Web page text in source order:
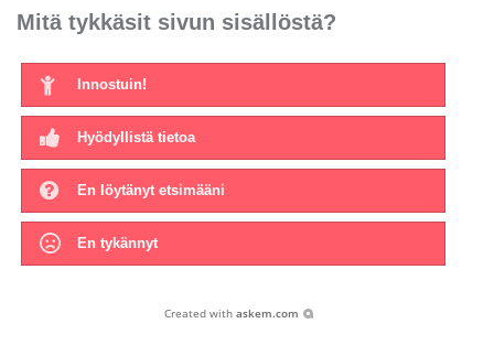
Mitä tykkäsit sivun sisällöstä?
Innostuin!
Hyödyllistä tietoa
En löytänyt etsimääni
En tykännyt
Created with askem.com